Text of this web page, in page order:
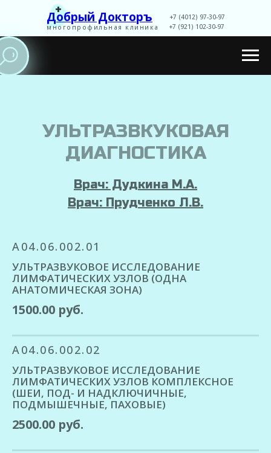
многопрофильная клиника
+
Добрый Докторъ
+7 (4012) 97-30-97
+7 (921) 102-30-97
УЛЬТРАЗВКУКОВАЯ
ДИАГНОСТИКА
Врач: Дудкина М.А.
Врач: Прудченко Л.В.
A04.06.002.01
УЛЬТРАЗВУКОВОЕ ИССЛЕДОВАНИЕ
ЛИМФАТИЧЕСКИХ УЗЛОВ (ОДНА
АНАТОМИЧЕСКАЯ ЗОНА)
1500.00 руб.
A04.06.002.02
УЛЬТРАЗВУКОВОЕ ИССЛЕДОВАНИЕ
ЛИМФАТИЧЕСКИХ УЗЛОВ КОМПЛЕКСНОЕ
(ШЕИ, ПОД- И НАДКЛЮЧИЧНЫЕ,
ПОДМЫШЕЧНЫЕ, ПАХОВЫЕ)
2500.00 руб.